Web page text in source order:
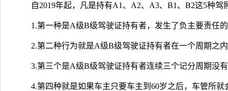
自2019年起，凡是持有A1、A2、A3、B1、B2这5种
1.第一种是A级B级驾驶证持有者，发生了负主要责任
2.第二种行为就是A级B级驾驶证持有者在一个周期之
3.第三个是A级B级驾驶证持有者连续三个记分周期没
4.第四种就是如果车主只要车主到60岁之后，车管所